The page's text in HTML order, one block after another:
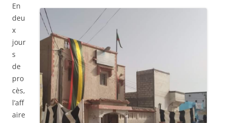
En
deu
x
jour
s
de
pro
cès,
l’aff
aire